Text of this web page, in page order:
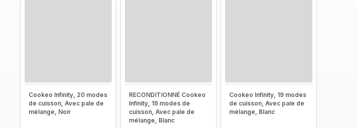
Cookeo Infinity, 20 modes
de cuisson, Avec pale de
mélange, Noir
RECONDITIONNÉ Cookeo
Infinity, 19 modes de
cuisson, Avec pale de
mélange, Blanc
Cookeo Infinity, 19 modes
de cuisson, Avec pale de
mélange, Blanc